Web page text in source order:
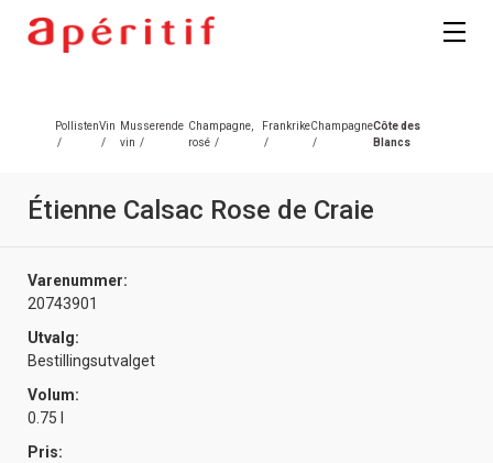
Pollisten
/
Vin
/
Musserende
vin /
Champagne,
rosé /
Frankrike
/
Champagne
/
Côte des
Blancs
Étienne Calsac Rose de Craie
Varenummer:
20743901
Utvalg:
Bestillingsutvalget
Volum:
0.75 l
Pris: